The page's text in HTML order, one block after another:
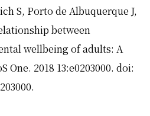
S, Porto de Albuquerque J,
between
wellbeing of adults: A
One. 2018 13:e0203000. doi: